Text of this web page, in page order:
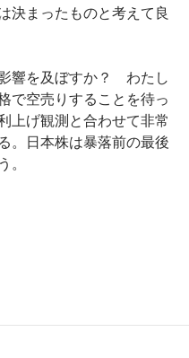
決まったものと考えて良
響を及ぼすか？ わたし
で空売りすることを待っ
上げ観測と合わせて非常
。日本株は暴落前の最後
。
日経平均は暴落前の最後